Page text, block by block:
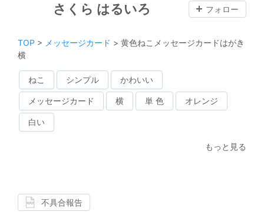
さくら はるいろ フォロー
TOP > メッセージカード > 黄色ねこメッセージカードはがき
横
ねこ シンプル かわいい
メッセージカード 横 単 色 オレンジ
白い
もっと見る
不具合報告